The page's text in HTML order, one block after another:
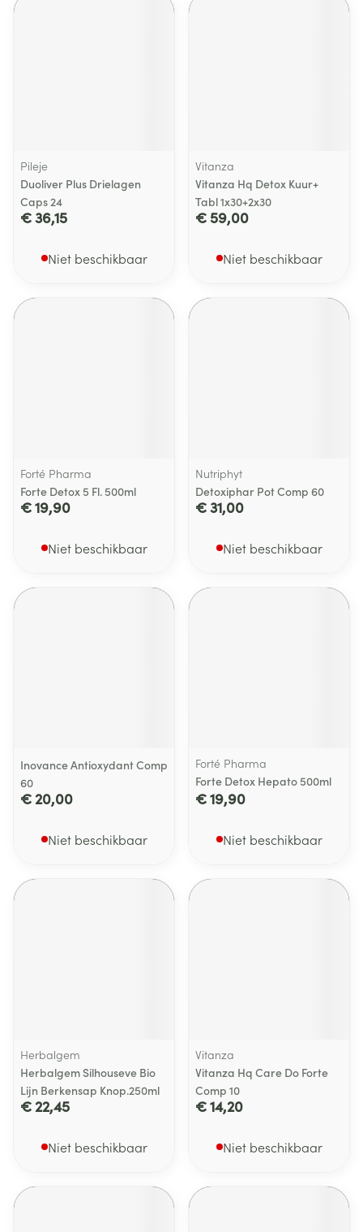
Pileje
Duoliver Plus Drielagen
Caps 24
€ 36,15
Niet beschikbaar
Vitanza
Vitanza Hq Detox Kuur+
Tabl 1x30+2x30
€ 59,00
Niet beschikbaar
Forté Pharma
Forte Detox 5 Fl. 500ml
€ 19,90
Niet beschikbaar
Nutriphyt
Detoxiphar Pot Comp 60
€ 31,00
Niet beschikbaar
Inovance Antioxydant Comp
60
€ 20,00
Niet beschikbaar
Forté Pharma
Forte Detox Hepato 500ml
€ 19,90
Niet beschikbaar
Herbalgem
Herbalgem Silhouseve Bio
Lijn Berkensap Knop.250ml
€ 22,45
Niet beschikbaar
Vitanza
Vitanza Hq Care Do Forte
Comp 10
€ 14,20
Niet beschikbaar